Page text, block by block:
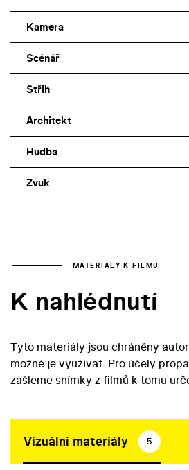
Kamera
Scénář
Střih
Architekt
Hudba
Zvuk
MATERIÁLY K FILMU
K nahlédnutí
Tyto materiály jsou chráněny
možné je využívat. Pro účely
zašleme snímky z filmů k tomu
Vizuální materiály 5